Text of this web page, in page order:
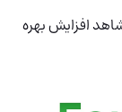
افزایش بهره